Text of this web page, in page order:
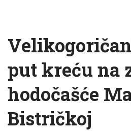
put kreću na
hodočašće
Bistričkoj